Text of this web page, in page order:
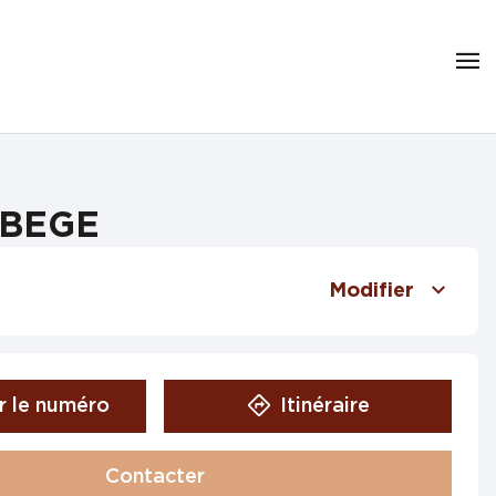
Modifier
le numéro Itinéraire
Contacter